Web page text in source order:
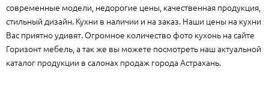
современные модели, недорогие цены, качественная продукция,
стильный дизайн. Кухни в наличии и на заказ. Наши цены на кухни
Вас приятно удивят. Огромное количество фото кухонь на сайте
Горизонт мебель, а так же вы можете посмотреть наш актуальной
каталог продукции в салонах продаж города Астрахань.